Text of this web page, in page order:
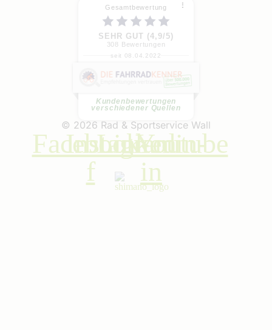
Gesamtbewertung ⠇
SEHR GUT (4,9/5)
308 Bewertungen
seit 08.04.2022
Kundenbewertungen
verschiedener Quellen
P. S.
Meine Frau und ich haben jeweils
© 2026 Rad & Sportservice Wall
Facebook-
f
Instagram
Linkedin-
in
Youtube